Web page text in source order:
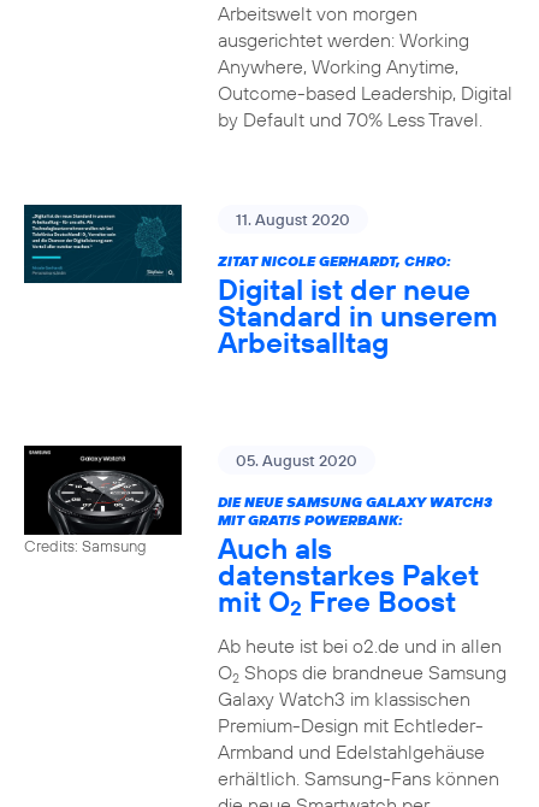
Arbeitswelt von morgen
ausgerichtet werden: Working
Anywhere, Working Anytime,
Outcome-based Leadership, Digital
by Default und 70% Less Travel.
11. August 2020
ZITAT NICOLE GERHARDT, CHRO:
Digital ist der neue
Standard in unserem
Arbeitsalltag
Credits: Samsung
05. August 2020
DIE NEUE SAMSUNG GALAXY WATCH3
MIT GRATIS POWERBANK:
Auch als
datenstarkes Paket
mit O2 Free Boost
Ab heute ist bei o2.de und in allen
O2Shops die brandneue Samsung
Galaxy Watch3 im klassischen
Premium-Design mit Echtleder-
Armband und Edelstahlgehäuse
erhältlich. Samsung-Fans können